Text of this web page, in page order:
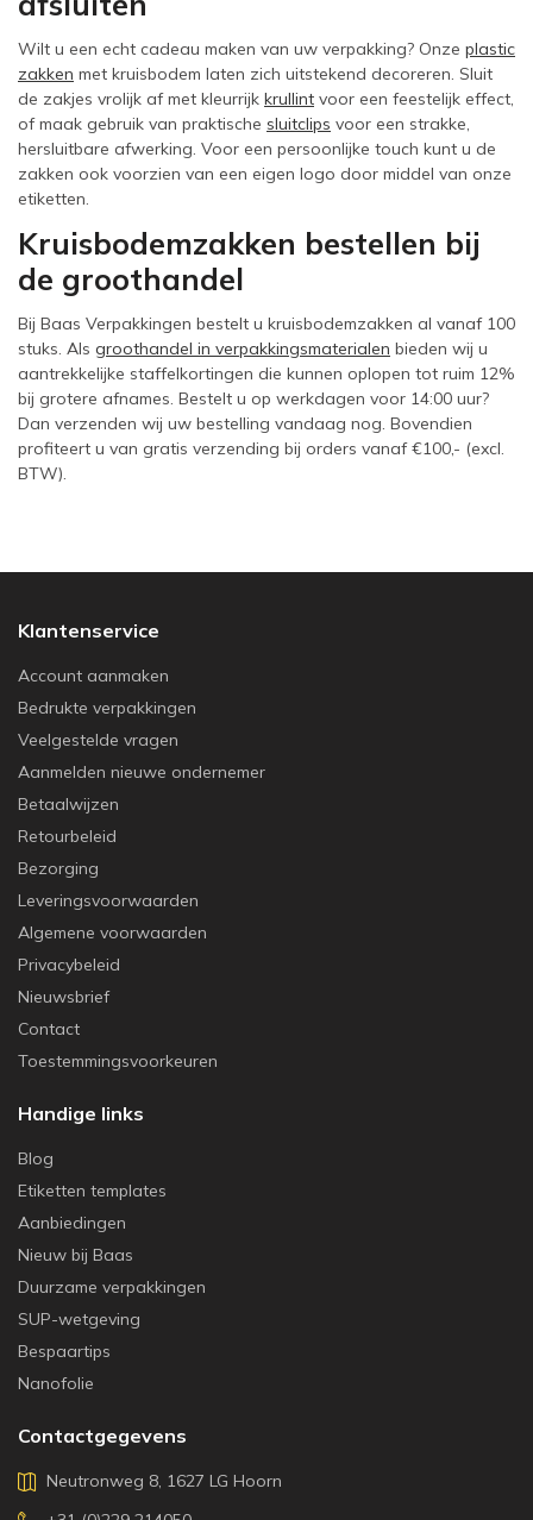
Wilt u een echt cadeau maken van uw verpakking? Onze plastic
zakken met kruisbodem laten zich uitstekend decoreren. Sluit
de zakjes vrolijk af met kleurrijk krullint voor een feestelijk effect,
of maak gebruik van praktische sluitclips voor een strakke,
hersluitbare afwerking. Voor een persoonlijke touch kunt u de
zakken ook voorzien van een eigen logo door middel van onze
etiketten.
Kruisbodemzakken bestellen bij
de groothandel
Bij Baas Verpakkingen bestelt u kruisbodemzakken al vanaf 100
stuks. Als groothandel in verpakkingsmaterialen bieden wij u
aantrekkelijke staffelkortingen die kunnen oplopen tot ruim 12%
bij grotere afnames. Bestelt u op werkdagen voor 14:00 uur?
Dan verzenden wij uw bestelling vandaag nog. Bovendien
profiteert u van gratis verzending bij orders vanaf €100,- (excl.
BTW).
Klantenservice
Account aanmaken
Bedrukte verpakkingen
Veelgestelde vragen
Aanmelden nieuwe ondernemer
Betaalwijzen
Retourbeleid
Bezorging
Leveringsvoorwaarden
Algemene voorwaarden
Privacybeleid
Nieuwsbrief
Contact
Toestemmingsvoorkeuren
Handige links
Blog
Etiketten templates
Aanbiedingen
Nieuw bij Baas
Duurzame verpakkingen
SUP-wetgeving
Bespaartips
Nanofolie
Contactgegevens
Neutronweg 8, 1627 LG Hoorn